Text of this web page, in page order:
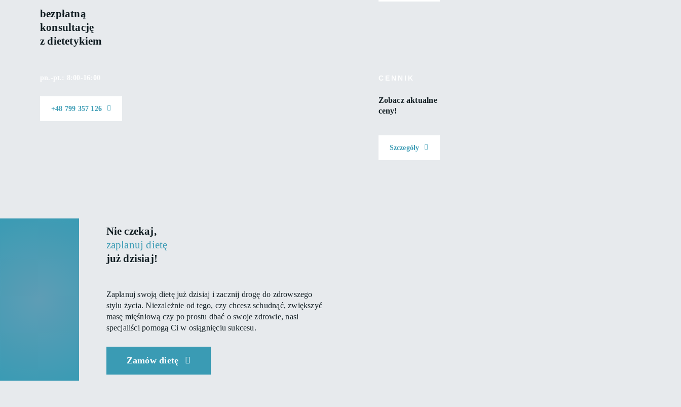
bezpłatną
konsultację
z dietetykiem
pn.-pt.: 8:00-16:00
+48 799 357 126
CENNIK
Zobaczaktualne
ceny!
Szczegóły
Nie czekaj,
zaplanuj dietę
już dzisiaj!
Zaplanuj swoją dietę już dzisiaj i zacznij drogę do zdrowszego
stylu życia. Niezależnie od tego, czy chcesz schudnąć, zwiększyć
masę mięśniową czy po prostu dbać o swoje zdrowie, nasi
specjaliści pomogą Ci w osiągnięciu sukcesu.
Zamów dietę